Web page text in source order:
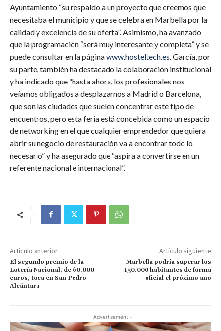
Ayuntamiento “su respaldo a un proyecto que creemos que
necesitaba el municipio y que se celebra en Marbella por la
calidad y excelencia de su oferta”. Asimismo, ha avanzado
que la programación “será muy interesante y completa” y se
puede consultar en la páginawww.hosteltech.es. García, por
su parte, también ha destacado la colaboración institucional
y ha indicado que “hasta ahora, los profesionales nos
veíamos obligados a desplazarnos a Madrid o Barcelona,
que son las ciudades que suelen concentrar este tipo de
encuentros, pero esta feria está concebida como un espacio
de networking en el que cualquier emprendedor que quiera
abrir su negocio de restauración va a encontrar todo lo
necesario” y ha asegurado que “aspira a convertirse en un
referente nacional e internacional”.
Artículo anterior
El segundo premio de la
Lotería Nacional, de 60.000
euros, toca en San Pedro
Alcántara
Artículo siguiente
Marbella podría superar los
150.000 habitantes de forma
oficial el próximo año
- Advertisement -